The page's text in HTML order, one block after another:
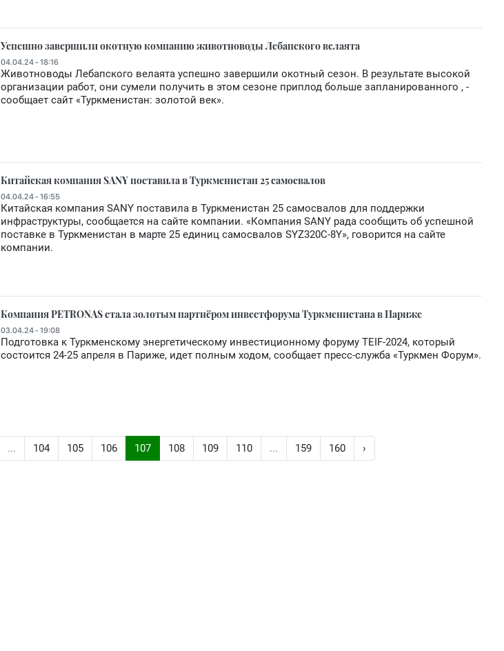
Успешно завершили окотную компанию животноводы Лебапского велаята
04.04.24 - 18:16
Животноводы Лебапского велаята успешно завершили окотный сезон. В результате высокой
организации работ, они сумели получить в этом сезоне приплод больше запланированного , -
сообщает сайт «Туркменистан: золотой век».
Китайская компания SANY поставила в Туркменистан 25 самосвалов
04.04.24 - 16:55
Китайская компания SANY поставила в Туркменистан 25 самосвалов для поддержки
инфраструктуры, сообщается на сайте компании. «Компания SANY рада сообщить об успешной
поставке в Туркменистан в марте 25 единиц самосвалов SYZ320C-8Y», говорится на сайте
компании.
Компания PETRONAS стала золотым партнёром инвестфорума Tуркменистана в Париже
03.04.24 - 19:08
Подготовка к Туркменскому энергетическому инвестиционному форуму TEIF-2024, который
состоится 24-25 апреля в Париже, идет полным ходом, сообщает пресс-служба «Туркмен Форум».
... 104 105 106 107 108 109 110 ... 159 160 ›